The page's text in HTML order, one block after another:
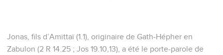
Jonas, fils d’Amittaï (1.1), originaire de Gath-Hépher en
Zabulon (2 R 14.25 ; Jos 19.10,13), a été le porte-parole de